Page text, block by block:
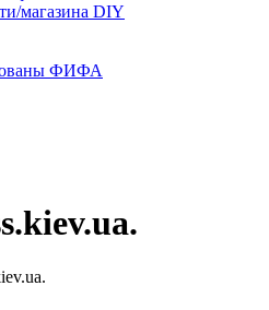
магазина DIY
ФИФА